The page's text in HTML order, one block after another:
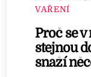
VAŘENÍ
Proč se
stejnou
snaží